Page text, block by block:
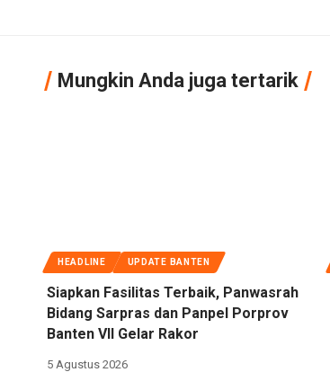
Mungkin Anda juga tertarik
HEADLINE UPDATE BANTEN
Siapkan Fasilitas Terbaik, Panwasrah
Bidang Sarpras dan Panpel Porprov
Banten VII Gelar Rakor
5 Agustus 2026